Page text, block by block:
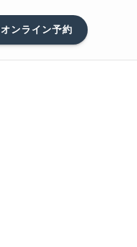
オンライン予約